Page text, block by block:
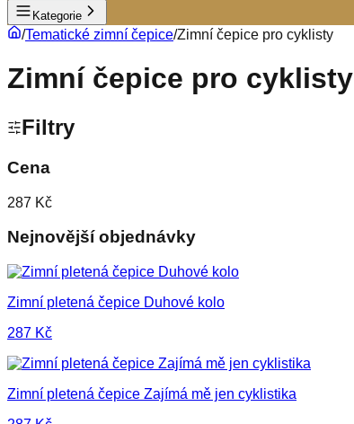
Kategorie
/Tematické zimní čepice/Zimní čepice pro cyklisty
Zimní čepice pro cyklisty
Filtry
Cena
287 Kč
Nejnovější objednávky
Zimní pletená čepice Duhové kolo
287 Kč
Zimní pletená čepice Zajímá mě jen cyklistika